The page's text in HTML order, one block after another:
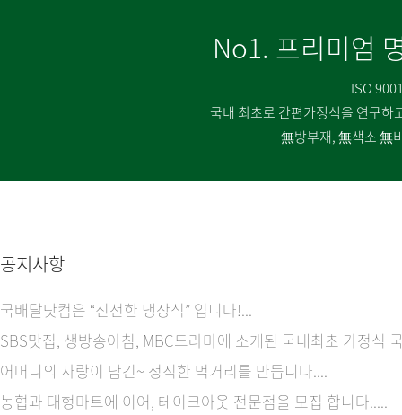
No1. 프리미엄
ISO
국내 최초로 간편가정식을 연구하
無방부재, 無색소 無
공지사항
국배달닷컴은 “신선한 냉장식” 입니다!...
SBS맛집, 생방송아침, MBC드라마에 소개된 국내최초 가정식
어머니의 사랑이 담긴~ 정직한 먹거리를 만듭니다....
농협과 대형마트에 이어, 테이크아웃 전문점을 모집 합니다.....